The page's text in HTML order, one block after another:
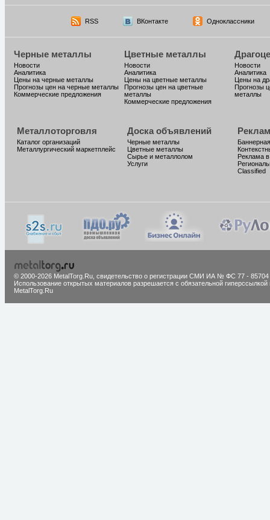
RSS ВКонтакте Одноклассники
Черные металлы
Новости
Аналитика
Цены на черные металлы
Прогнозы цен на черные металлы
Коммерческие предложения
Цветные металлы
Новости
Аналитика
Цены на цветные металлы
Прогнозы цен на цветные
металлы
Коммерческие предложения
Новости
Аналитика
Цены на
Прогнозы
металлы
Металлоторговля
Каталог организаций
Металлургический маркетплейс
Доска объявлений
Черные металлы
Цветные металлы
Сырье и металлолом
Услуги
Реклама
Classified
© 2000-2026 MetalTorg.Ru, cвидетельство о регистрации СМИ ИА № ФС 77 - 85704
Использование открытых материалов разрешается с обязательной гиперссылкой
MetalTorg.Ru